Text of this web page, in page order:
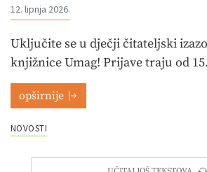
12. lipnja 2026.
Uključite se u dječji čitateljski
knjižnice Umag! Prijave traju od
opširnije
NOVOSTI